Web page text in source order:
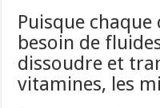
Puisque
besoin de
dissoudre et
vitamines, les